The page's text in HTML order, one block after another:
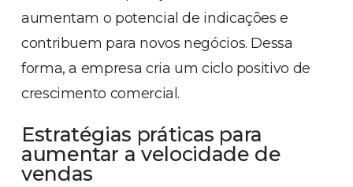
aumentam o potencial de indicações e
contribuem para novos negócios. Dessa
forma, a empresa cria um ciclo positivo de
crescimento comercial.
Estratégias práticas para
aumentar a velocidade de
vendas